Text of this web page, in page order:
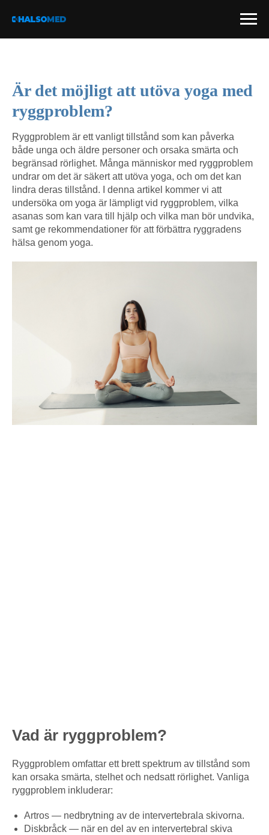
Är det möjligt att utöva yoga med
ryggproblem?
Ryggproblem är ett vanligt tillstånd som kan påverka
både unga och äldre personer och orsaka smärta och
begränsad rörlighet. Många människor med ryggproblem
undrar om det är säkert att utöva yoga, och om det kan
lindra deras tillstånd. I denna artikel kommer vi att
undersöka om yoga är lämpligt vid ryggproblem, vilka
asanas som kan vara till hjälp och vilka man bör undvika,
samt ge rekommendationer för att förbättra ryggradens
hälsa genom yoga.
Vad är ryggproblem?
Ryggproblem omfattar ett brett spektrum av tillstånd som
kan orsaka smärta, stelhet och nedsatt rörlighet. Vanliga
ryggproblem inkluderar:
Artros — nedbrytning av de intervertebrala skivorna.
Diskbråck — när en del av en intervertebral skiva